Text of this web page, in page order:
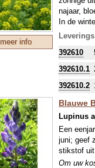
zo'n
sommige
meer info
najaar,
In de
voeding.
zo'n
sommige
392610
392610.1
392610.2
Blauwe
Lupinus
Een
juni; geef
stikstof
Om uw